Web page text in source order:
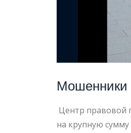
Мошенники
Центр правовой
на крупную